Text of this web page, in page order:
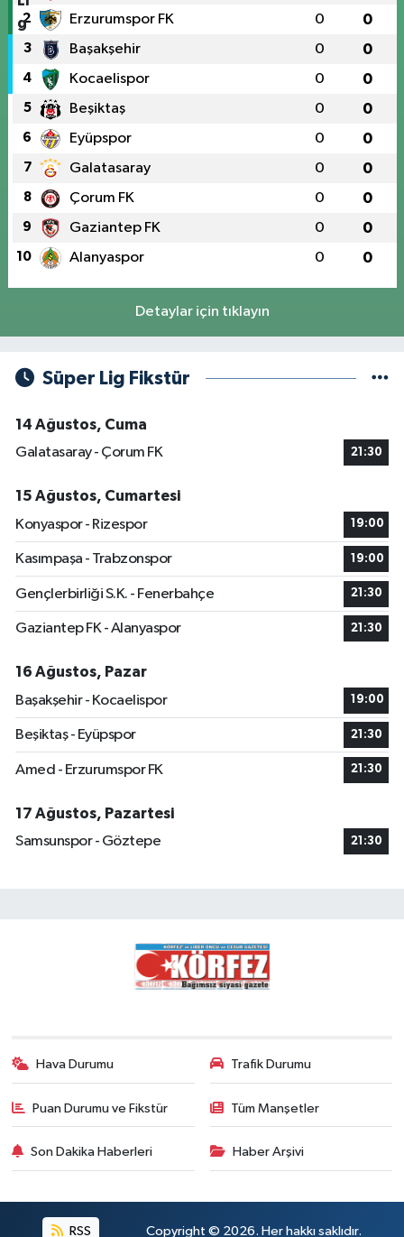
2 Erzurumspor FK 0 0
3 Başakşehir 0 0
4 Kocaelispor 0 0
5 Beşiktaş 0 0
6 Eyüpspor 0 0
7 Galatasaray 0 0
8 Çorum FK 0 0
9 Gaziantep FK 0 0
10 Alanyaspor 0 0
Detaylar için tıklayın
Süper Lig Fikstür
14 Ağustos, Cuma
Galatasaray - Çorum FK
21:30
15 Ağustos, Cumartesi
Konyaspor - Rizespor
19:00
Kasımpaşa - Trabzonspor 19:00
Gençlerbirliği S.K. - Fenerbahçe 21:30
Gaziantep FK - Alanyaspor 21:30
16 Ağustos, Pazar
Başakşehir - Kocaelispor
19:00
Beşiktaş - Eyüpspor 21:30
Amed - Erzurumspor FK 21:30
17 Ağustos, Pazartesi
Samsunspor - Göztepe
21:30
Hava Durumu Trafik Durumu
Puan Durumu ve Fikstür Tüm Manşetler
Son Dakika Haberleri Haber Arşivi
RSS Copyright © 2026. Her hakkı saklıdır.